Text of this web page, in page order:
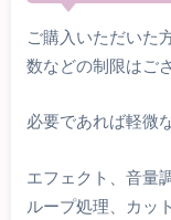
ご購入いただいた
数などの制限はご
必要であれば軽微
エフェクト、音量
ループ処理、カッ